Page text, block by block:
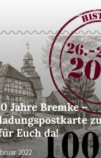
Jahre Bremke –
Euch da!
2022